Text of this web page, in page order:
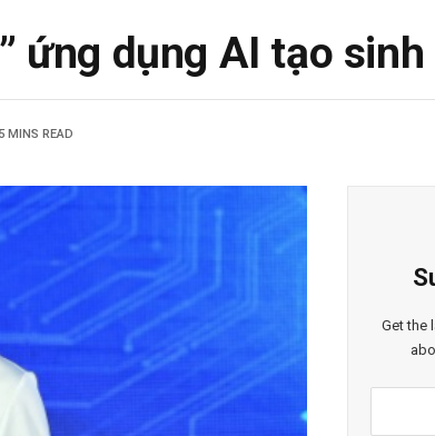
ứng dụng AI tạo sinh
5 MINS READ
Get the